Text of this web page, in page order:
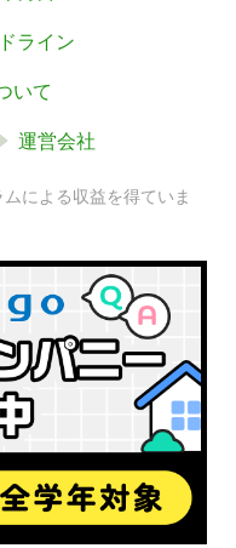
ライン
いて
運営会社
による収益を得ていま